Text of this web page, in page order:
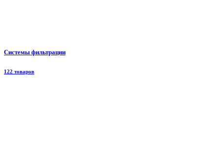
Системы фильтрации
122 товаров